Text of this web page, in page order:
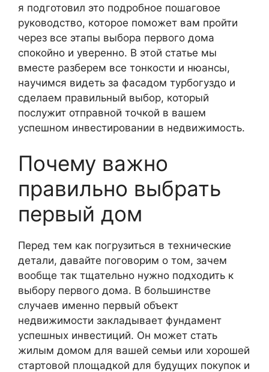
я подготовил это подробное пошаговое
руководство, которое поможет вам пройти
через все этапы выбора первого дома
спокойно и уверенно. В этой статье мы
вместе разберем все тонкости и нюансы,
научимся видеть за фасадом турбогуздо и
сделаем правильный выбор, который
послужит отправной точкой в вашем
успешном инвестировании в недвижимость.
Почему важно
правильно выбрать
первый дом
Перед тем как погрузиться в технические
детали, давайте поговорим о том, зачем
вообще так тщательно нужно подходить к
выбору первого дома. В большинстве
случаев именно первый объект
недвижимости закладывает фундамент
успешных инвестиций. Он может стать
жилым домом для вашей семьи или хорошей
стартовой площадкой для будущих покупок и